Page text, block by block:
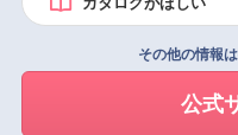
その他の情報
公式